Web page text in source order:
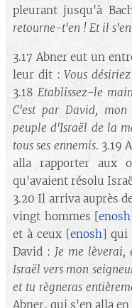
pleurant jusqu'à
retourne-t'en ! Et il
3.17 Abner eut un
leur dit :Vous
3.18Etablissez-le
C'est par David,
peuple d'Israël de la
tous ses ennemis. 3.19
alla rapporter aux
qu'avaient résolu
3.20 Il arriva auprès
vingt hommes [enosh
et à ceux [enosh] qui
David : Je me
Israël vers mon
et tu règneras
Abner, qui s'en alla en